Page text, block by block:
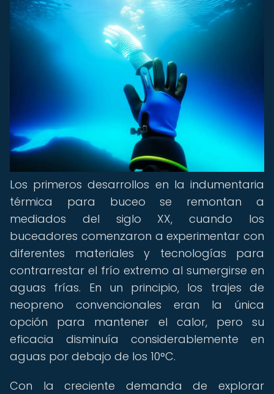
Los primeros desarrollos en la indumentaria
térmica para buceo se remontan a
mediados del siglo XX, cuando los
buceadores comenzaron a experimentar con
diferentes materiales y tecnologías para
contrarrestar el frío extremo al sumergirse en
aguas frías. En un principio, los trajes de
neopreno convencionales eran la única
opción para mantener el calor, pero su
eficacia disminuía considerablemente en
aguas por debajo de los 10°C.
Con la creciente demanda de explorar